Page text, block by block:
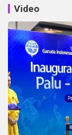
Video